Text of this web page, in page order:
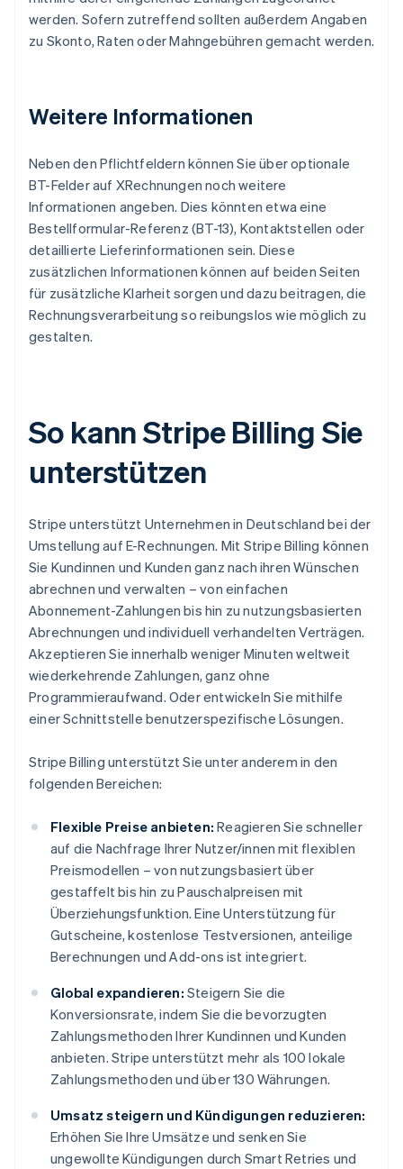
werden. Sofern zutreffend sollten außerdem Angaben
zu Skonto, Raten oder Mahngebühren gemacht werden.
Weitere Informationen
Neben den Pflichtfeldern können Sie über optionale
BT-Felder auf XRechnungen noch weitere
Informationen angeben. Dies könnten etwa eine
Bestellformular-Referenz (BT-13), Kontaktstellen oder
detaillierte Lieferinformationen sein. Diese
zusätzlichen Informationen können auf beiden Seiten
für zusätzliche Klarheit sorgen und dazu beitragen, die
Rechnungsverarbeitung so reibungslos wie möglich zu
gestalten.
So kann Stripe Billing Sie
unterstützen
Stripe unterstützt Unternehmen in Deutschland bei der
Umstellung auf E-Rechnungen. Mit Stripe Billing können
Sie Kundinnen und Kunden ganz nach ihren Wünschen
abrechnen und verwalten – von einfachen
Abonnement-Zahlungen bis hin zu nutzungsbasierten
Abrechnungen und individuell verhandelten Verträgen.
Akzeptieren Sie innerhalb weniger Minuten weltweit
wiederkehrende Zahlungen, ganz ohne
Programmieraufwand. Oder entwickeln Sie mithilfe
einer Schnittstelle benutzerspezifische Lösungen.
Stripe Billing unterstützt Sie unter anderem in den
folgenden Bereichen:
Flexible Preise anbieten: Reagieren Sie schneller
auf die Nachfrage Ihrer Nutzer/innen mit flexiblen
Preismodellen – von nutzungsbasiert über
gestaffelt bis hin zu Pauschalpreisen mit
Überziehungsfunktion. Eine Unterstützung für
Gutscheine, kostenlose Testversionen, anteilige
Berechnungen und Add-ons ist integriert.
Global expandieren: Steigern Sie die
Konversionsrate, indem Sie die bevorzugten
Zahlungsmethoden Ihrer Kundinnen und Kunden
anbieten. Stripe unterstützt mehr als 100 lokale
Zahlungsmethoden und über 130 Währungen.
Umsatz steigern und Kündigungen reduzieren:
Erhöhen Sie Ihre Umsätze und senken Sie
ungewollte Kündigungen durch Smart Retries und